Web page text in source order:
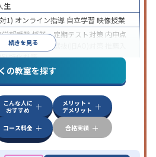
続きを見る
生
1) オンライン指導 自立学習 映像授業
学部受験授業・定期テスト対策 内申点
慣の定着 総合型選抜(旧AO)対策
別特化対策
生に対応授業の振替可能
・タブレットを利用オンライン対応1
可能
の教室を探す
こんな人に
おすすめ
メリット・
デメリット
コース料金 合格実績